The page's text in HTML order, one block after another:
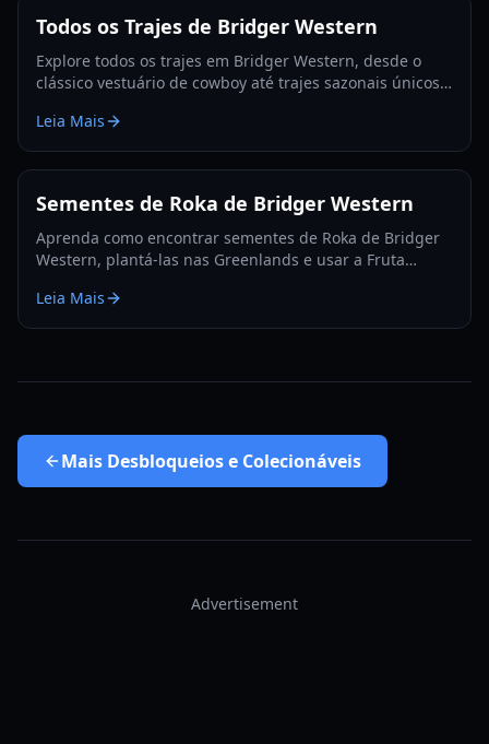
Todos os Trajes de Bridger Western
Explore todos os trajes em Bridger Western, desde o
clássico vestuário de cowboy até trajes sazonais únicos,
Leia Mais
Sementes de Roka de Bridger Western
Aprenda como encontrar sementes de Roka de Bridger
Western, plantá-las nas Greenlands e usar a Fruta
Leia Mais
Mais Desbloqueios e Colecionáveis
Advertisement